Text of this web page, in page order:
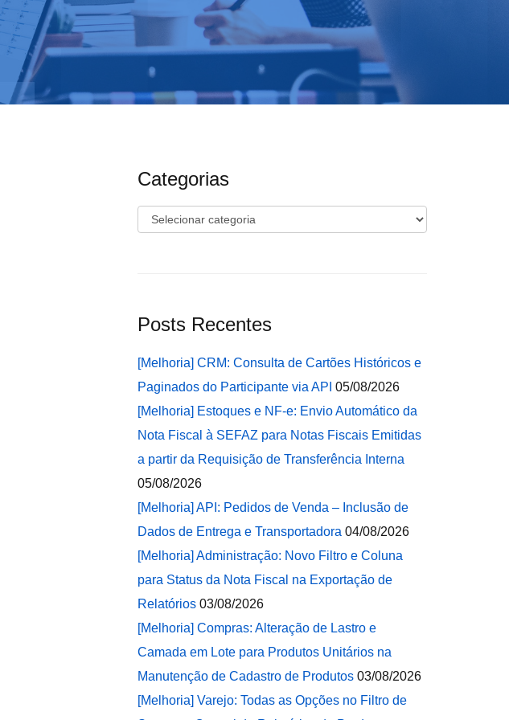
Categorias
Categorias
Posts Recentes
[Melhoria] CRM: Consulta de Cartões Históricos e
Paginados do Participante via API 05/08/2026
[Melhoria] Estoques e NF-e: Envio Automático da
Nota Fiscal à SEFAZ para Notas Fiscais Emitidas
a partir da Requisição de Transferência Interna
05/08/2026
[Melhoria] API: Pedidos de Venda – Inclusão de
Dados de Entrega e Transportadora 04/08/2026
[Melhoria] Administração: Novo Filtro e Coluna
para Status da Nota Fiscal na Exportação de
Relatórios 03/08/2026
[Melhoria] Compras: Alteração de Lastro e
Camada em Lote para Produtos Unitários na
Manutenção de Cadastro de Produtos 03/08/2026
[Melhoria] Varejo: Todas as Opções no Filtro de